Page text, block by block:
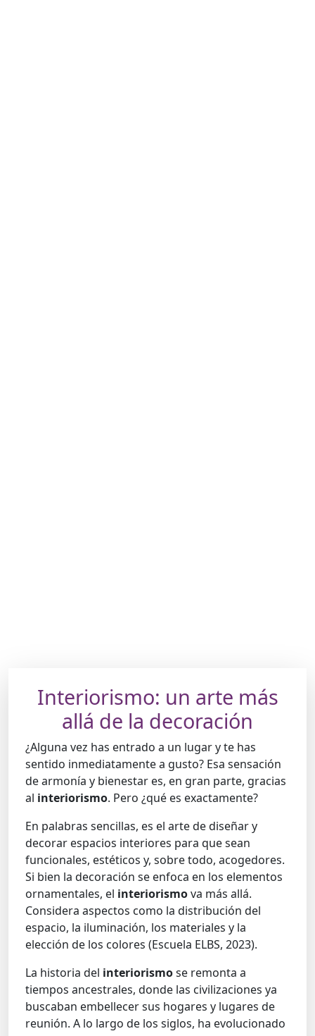
Interiorismo: un arte más
allá de la decoración
¿Alguna vez has entrado a un lugar y te has
sentido inmediatamente a gusto? Esa sensación
de armonía y bienestar es, en gran parte, gracias
al interiorismo. Pero ¿qué es exactamente?
En palabras sencillas, es el arte de diseñar y
decorar espacios interiores para que sean
funcionales, estéticos y, sobre todo, acogedores.
Si bien la decoración se enfoca en los elementos
ornamentales, el interiorismova más allá.
Considera aspectos como la distribución del
espacio, la iluminación, los materiales y la
elección de los colores (Escuela ELBS, 2023).
La historia del interiorismose remonta a
tiempos ancestrales, donde las civilizaciones ya
buscaban embellecer sus hogares y lugares de
reunión. A lo largo de los siglos, ha evolucionado